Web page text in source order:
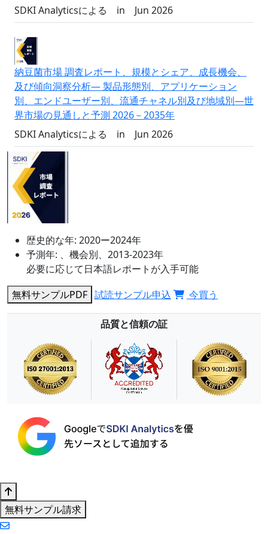
SDKI Analyticsによる
in Jun 2026
納豆菌市場 調査レポート、規模とシェア、成長機会、
及び傾向洞察分析― 製品形態別、アプリケーション
別、エンドユーザー別、流通チャネル別及び地域別―世
界市場の見通しと予測 2026－2035年
SDKI Analyticsによる
in Jun 2026
歴史的な年: 2020ー2024年
予測年: 、機会別、2013-2023年
必要に応じて日本語レポートが入手可能
無料サンプルPDF 試読サンプル申込 今買う
品質と信頼の証
無料サンプル請求